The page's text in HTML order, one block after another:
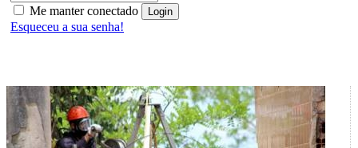
Me manter conectado
Esqueceu a sua senha!